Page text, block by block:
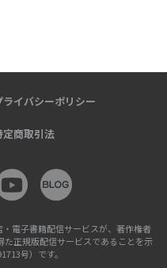
ライバシーポリシー
定商取引法
電子書籍配信サービスが、著作権者
た正規版配信サービスであることを示
号）です。